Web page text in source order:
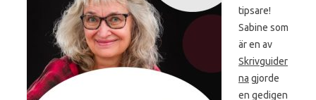
tipsare!
Sabine som
är en av
Skrivguider
na gjorde
en gedigen